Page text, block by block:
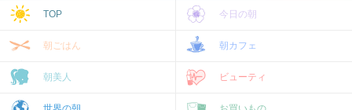
TOP 今日の朝
朝ごはん 朝カフェ
朝美人 ビューティ